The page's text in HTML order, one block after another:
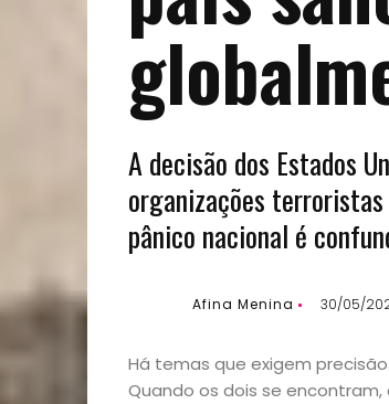
A decisão dos Estados
organizações
pânico nacional é
Afina Menina 30/05/
Há temas que exigem
Quando os dois se